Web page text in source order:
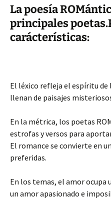
La poesía
principales
carácterísticas:
El léxico refleja el espíritu de
llenan de paisajes
En la métrica, los poetas
estrofas y versos para
El romance se convierte en
preferidas.
En los temas, el amor
un amor apasionado e